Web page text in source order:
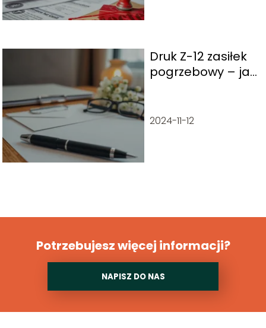
Druk Z-12 zasiłek
pogrzebowy – jak
2024-11-12
Potrzebujesz więcej informacji?
NAPISZ DO NAS